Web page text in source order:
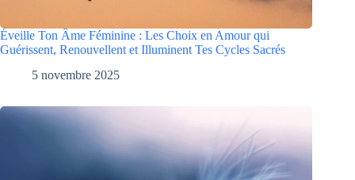
Éveille Ton Âme Féminine : Les Choix en Amour qui
Guérissent, Renouvellent et Illuminent Tes Cycles Sacrés
5 novembre 2025